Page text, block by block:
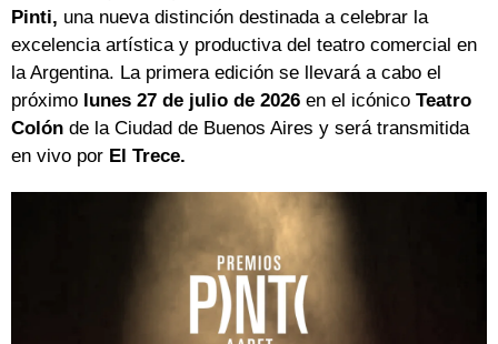
Pinti, una nueva distinción destinada a celebrar la
excelencia artística y productiva del teatro comercial en
la Argentina. La primera edición se llevará a cabo el
próximo lunes 27 de julio de 2026 en el icónico Teatro
Colón de la Ciudad de Buenos Aires y será transmitida
en vivo por El Trece.